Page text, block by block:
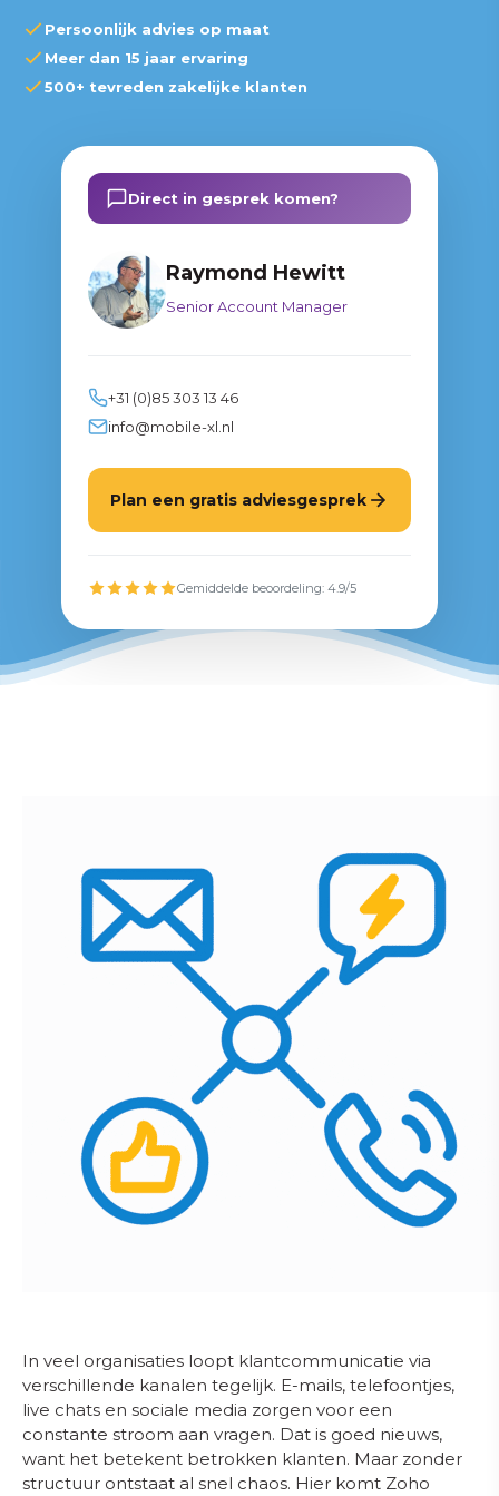
Persoonlijk advies op maat
Meer dan 15 jaar ervaring
500+ tevreden zakelijke klanten
Direct in gesprek komen?
Raymond Hewitt
Senior Account Manager
+31 (0)85 303 13 46
info@mobile-xl.nl
Plan een gratis adviesgesprek
Gemiddelde beoordeling: 4.9/5
Samenwerking tussen teams
Conclusie
De voordelen op een rij
Persoonlijke Service
Alles Onder Één Dak
Direct starten?
In veel organisaties loopt klantcommunicatie via
verschillende kanalen tegelijk. E-mails, telefoontjes,
live chats en sociale media zorgen voor een
constante stroom aan vragen. Dat is goed nieuws,
want het betekent betrokken klanten. Maar zonder
structuur ontstaat al snel chaos. Hier komt Zoho